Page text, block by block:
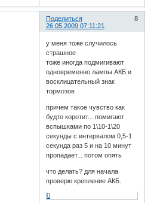
Поделиться
8
26.05.2009 07:11:21
у меня тоже случилось
страшное
тоже иногда подмигивают
одновременно лампы АКБ и
восклицательный знак
тормозов
причем такое чувство как
будто коротит... помигают
вспышками по 1\10-1\20
секунды с интервалом 0,5-1
секунда раз 5 и на 10 минут
пропадает... потом опять
что делать? для начала
проверю крепление АКБ.
0